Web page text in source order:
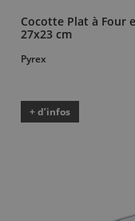
Cocotte Plat à Four
27x23 cm
Pyrex
+ d’infos